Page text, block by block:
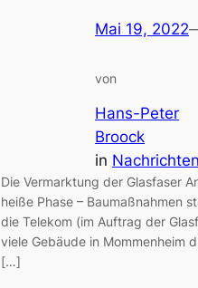
Mai 19, 2022
von
Hans-Peter
Broock
in Nachrichten
Die Vermarktung der Glasfaser
heiße Phase – Baumaßnahmen
die Telekom (im Auftrag der
viele Gebäude in Mommenheim
[…]